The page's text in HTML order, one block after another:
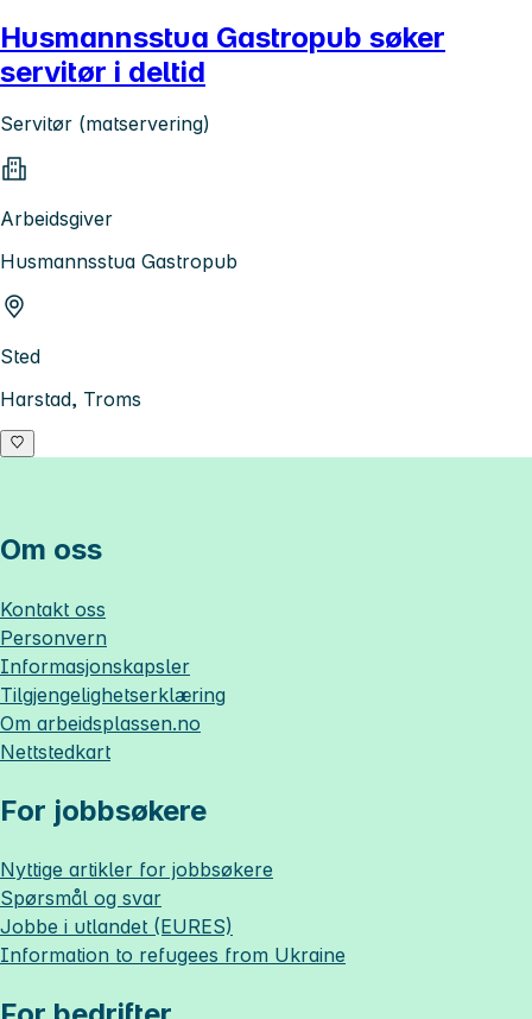
Husmannsstua Gastropub søker
servitør i deltid
Servitør (matservering)
Arbeidsgiver
Husmannsstua Gastropub
Sted
Harstad, Troms
Om oss
Kontakt oss
Personvern
Informasjonskapsler
Tilgjengelighetserklæring
Om arbeidsplassen.no
Nettstedkart
For jobbsøkere
Nyttige artikler for jobbsøkere
Spørsmål og svar
Jobbe i utlandet (EURES)
Information to refugees from Ukraine